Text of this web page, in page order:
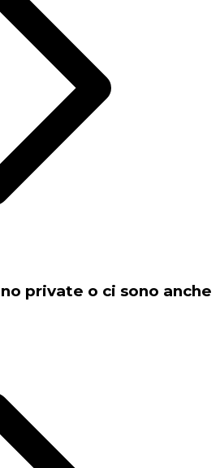
private o ci sono anche